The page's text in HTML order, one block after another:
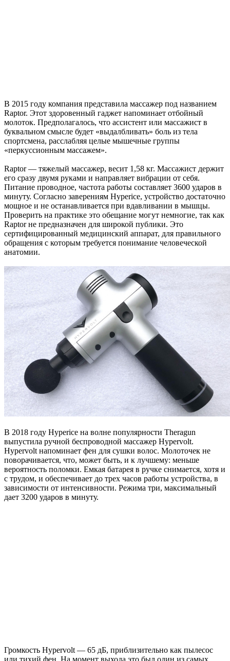
В 2015 году компания представила массажер под названием
Raptor. Этот здоровенный гаджет напоминает отбойный
молоток. Предполагалось, что ассистент или массажист в
буквальном смысле будет «выдалбливать» боль из тела
спортсмена, расслабляя целые мышечные группы
«перкуссионным массажем».
Raptor — тяжелый массажер, весит 1,58 кг. Массажист держит
его сразу двумя руками и направляет вибрации от себя.
Питание проводное, частота работы составляет 3600 ударов в
минуту. Согласно заверениям Hyperice, устройство достаточно
мощное и не останавливается при вдавливании в мышцы.
Проверить на практике это обещание могут немногие, так как
Raptor не предназначен для широкой публики. Это
сертифицированный медицинский аппарат, для правильного
обращения с которым требуется понимание человеческой
анатомии.
В 2018 году Hyperice на волне популярности Theragun
выпустила ручной беспроводной массажер Hypervolt.
Hypervolt напоминает фен для сушки волос. Молоточек не
поворачивается, что, может быть, и к лучшему: меньше
вероятность поломки. Емкая батарея в ручке снимается, хотя и
с трудом, и обеспечивает до трех часов работы устройства, в
зависимости от интенсивности. Режима три, максимальный
дает 3200 ударов в минуту.
Громкость Hypervolt — 65 дБ, приблизительно как пылесос
или тихий фен. На момент выхода это был один из самых